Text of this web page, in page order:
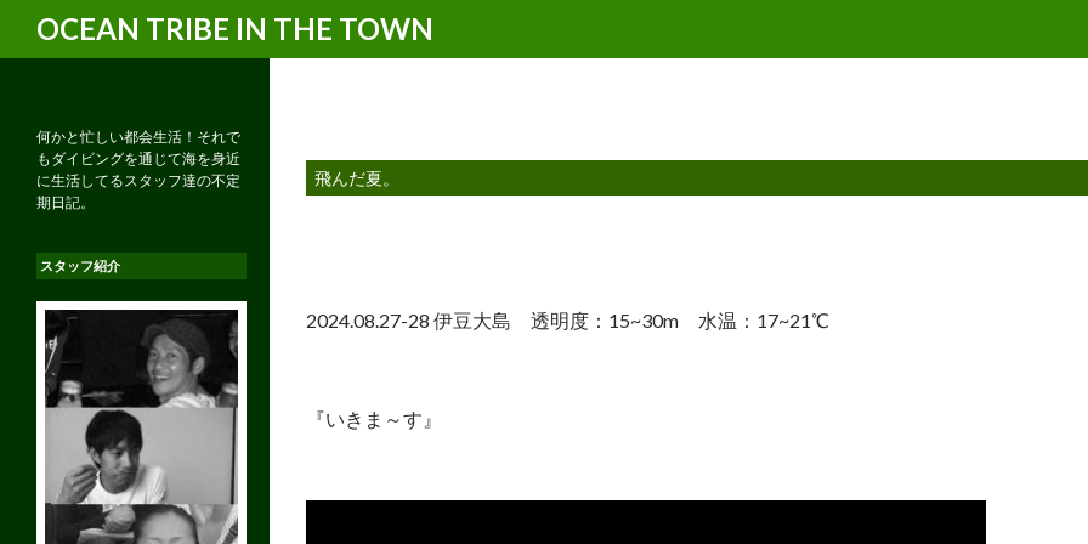
OCEAN TRIBE IN THE TOWN
飛んだ夏。
2024.08.27-28 伊豆大島 透明度：15~30m 水温：17~21℃
『いきま～す』
何かと忙しい都会生活！それで
もダイビングを通じて海を身近
に生活してるスタッフ達の不定
期日記。
スタッフ紹介